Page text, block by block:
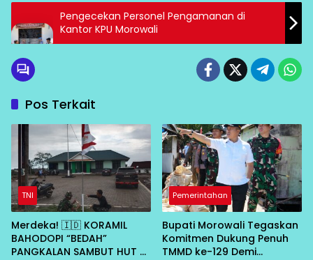
Pengecekan Personel Pengamanan di
Kantor KPU Morowali
Pos Terkait
TNI
Merdeka! 🇮🇩 KORAMIL
BAHODOPI “BEDAH”
PANGKALAN SAMBUT HUT RI
Pemerintahan
Bupati Morowali Tegaskan
Komitmen Dukung Penuh
TMMD ke-129 Demi